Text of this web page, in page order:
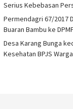
Serius Kebebasan
Permendagri 67/2017
Buaran Bambu ke
Desa Karang Bunga
Kesehatan BPJS